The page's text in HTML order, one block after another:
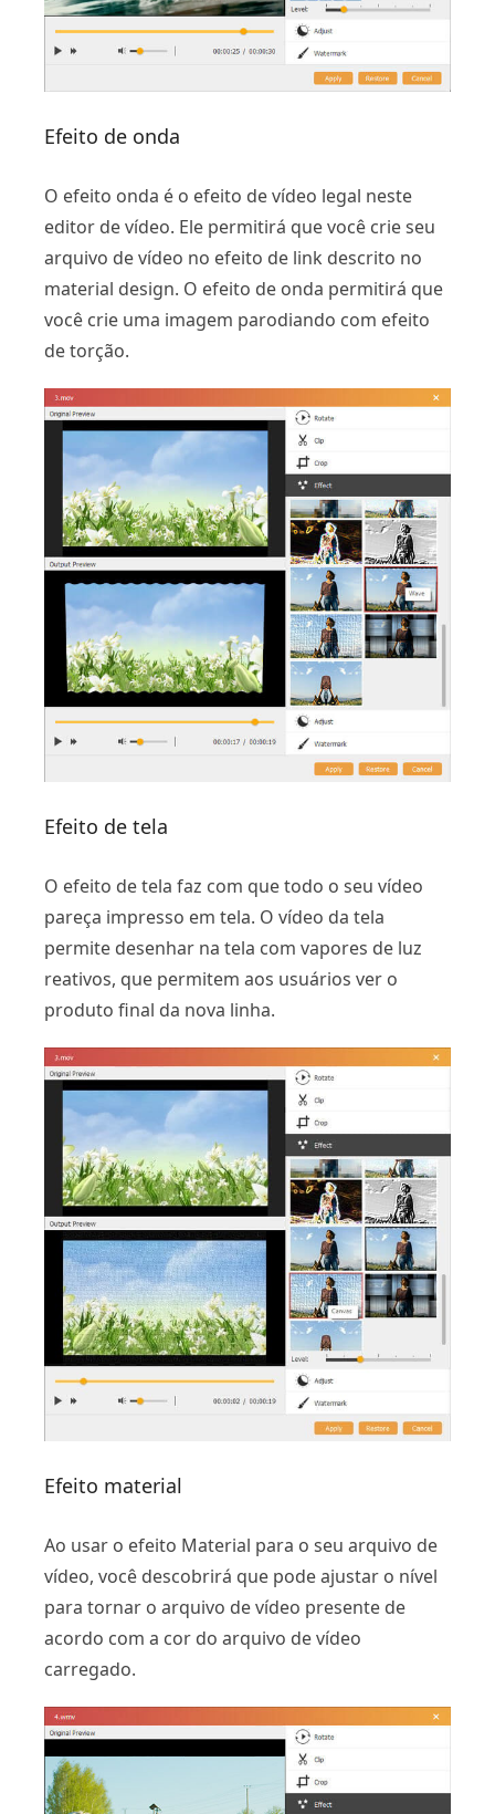
Efeito de onda
O efeito onda é o efeito de vídeo legal neste
editor de vídeo. Ele permitirá que você crie seu
arquivo de vídeo no efeito de link descrito no
material design. O efeito de onda permitirá que
você crie uma imagem parodiando com efeito
de torção.
Efeito de tela
O efeito de tela faz com que todo o seu vídeo
pareça impresso em tela. O vídeo da tela
permite desenhar na tela com vapores de luz
reativos, que permitem aos usuários ver o
produto final da nova linha.
Efeito material
Ao usar o efeito Material para o seu arquivo de
vídeo, você descobrirá que pode ajustar o nível
para tornar o arquivo de vídeo presente de
acordo com a cor do arquivo de vídeo
carregado.